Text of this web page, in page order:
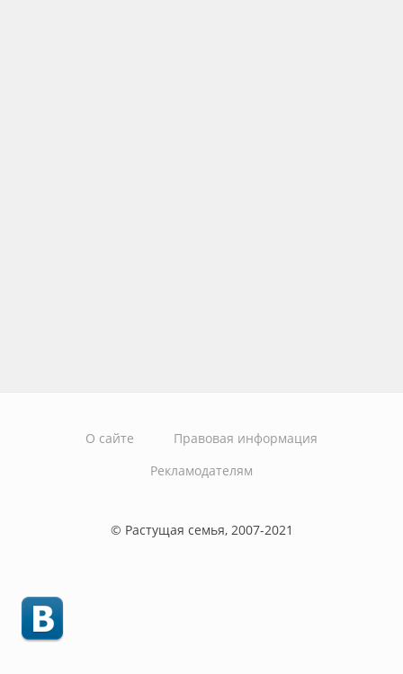
О сайте
Правовая информация
Рекламодателям
© Растущая семья, 2007-2021